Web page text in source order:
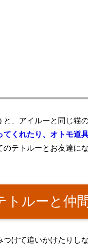
、アイルーと同じ猫
くれたり、オトモ道
テトルーとお友達に
トルーと仲
けて追いかけたりし